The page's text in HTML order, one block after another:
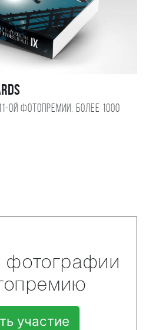
ой фотопремии, более 1000
фотографии
участие